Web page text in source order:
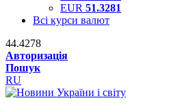
EUR 51.3281
Всі курси валют
44.4278
Авторизація
Пошук
RU